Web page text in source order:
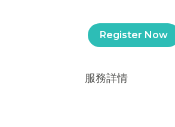
Register Now
服務詳情